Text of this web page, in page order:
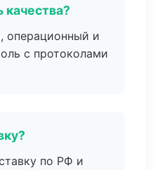
качества?
операционный и
с протоколами
по РФ и